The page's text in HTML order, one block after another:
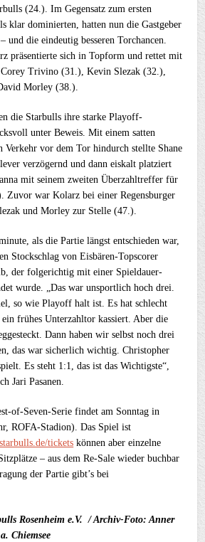
(24.). Im Gegensatz zum ersten
klar dominierten, hatten nun die Gastgeber
und die eindeutig besseren Torchancen.
präsentierte sich in Topform und rettet mit
Corey Trivino (31.), Kevin Slezak (32.),
Morley (38.).
die Starbulls ihre starke Playoff-
unter Beweis. Mit einem satten
Verkehr vor dem Tor hindurch stellte Shane
verzögernd und dann eiskalt platziert
mit seinem zweiten Überzahltreffer für
Zuvor war Kolarz bei einer Regensburger
und Morley zur Stelle (47.).
als die Partie längst entschieden war,
Stockschlag von Eisbären-Topscorer
der folgerichtig mit einer Spieldauer-
wurde. „Das war unsportlich hoch drei.
so wie Playoff halt ist. Es hat schlecht
frühes Unterzahltor kassiert. Aber die
Dann haben wir selbst noch drei
das war sicherlich wichtig. Christopher
Es steht 1:1, das ist das Wichtigste“,
Jari Pasanen.
of-Seven-Serie findet am Sonntag in
ROFA-Stadion). Das Spiel ist
tickets können aber einzelne
– aus dem Re-Sale wieder buchbar
der Partie gibt’s bei
Rosenheim e.V. / Archiv-Foto: Anner
Chiemsee